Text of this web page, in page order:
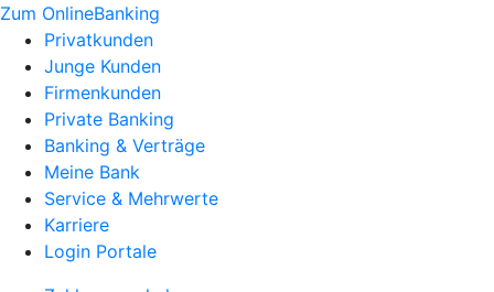
Zum OnlineBanking
Privatkunden
Junge Kunden
Firmenkunden
Private Banking
Banking & Verträge
Meine Bank
Service & Mehrwerte
Karriere
Login Portale